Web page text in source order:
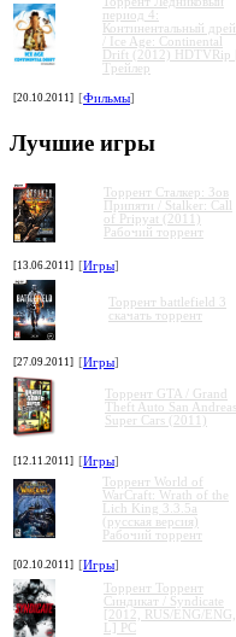
период 4:
Континентальный
/ Ice Age: Continental
Drift (2012) HDTVRip |
Трейлер
[20.10.2011] [Фильмы]
Лучшие игры
Торрент Сталкер: Зов
Припяти / Stalker: Call
of Pripyat (2011)
Рабочий торрент
[13.06.2011] [Игры]
Торрент battlefield 3
скачать торрент
[27.09.2011] [Игры]
Торрент GTA / Grand
Theft Auto San
Super Cars (2011)
[12.11.2011] [Игры]
Торрент World of
WarCraft: Wrath of the
Lich King 3.3.5a
(русская версия)
Рабочий торрент
[02.10.2011] [Игры]
Торрент Торрент
Cиндикат / Syndicate
[2012, RUS/ENG/ENG,
L] PC